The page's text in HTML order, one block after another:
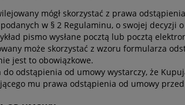
mógł skorzystać z prawa
w § 2 Regulaminu, o swojej
pismo wysłane pocztą lub pocztą
może skorzystać z wzoru formularza
jest to obowiązkowe.
odstąpienia od umowy wystarczy, że
mu prawa odstąpienia od umowy